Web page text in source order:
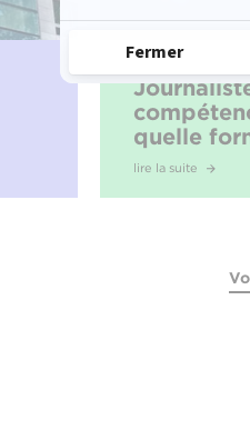
quelle
lancer ?
lire la suite